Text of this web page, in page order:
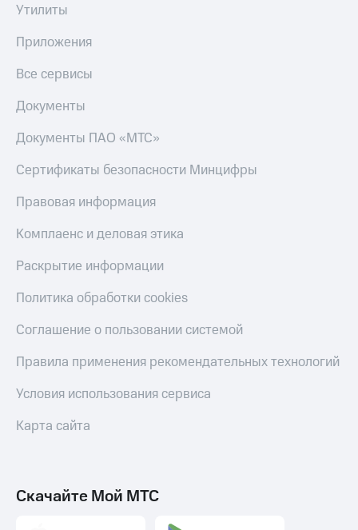
Утилиты
Приложения
Все сервисы
Документы
Документы ПАО «МТС»
Сертификаты безопасности Минцифры
Правовая информация
Комплаенс и деловая этика
Раскрытие информации
Политика обработки cookies
Соглашение о пользовании системой
Правила применения рекомендательных технологий
Условия использования сервиса
Карта сайта
Скачайте Мой МТС